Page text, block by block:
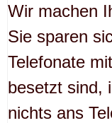
Wir machen
Sie sparen
Telefonate
besetzt sind,
nichts ans